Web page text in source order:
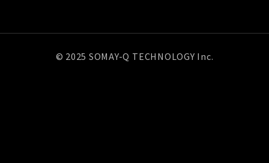
© 2025 SOMAY-Q TECHNOLOGY Inc.